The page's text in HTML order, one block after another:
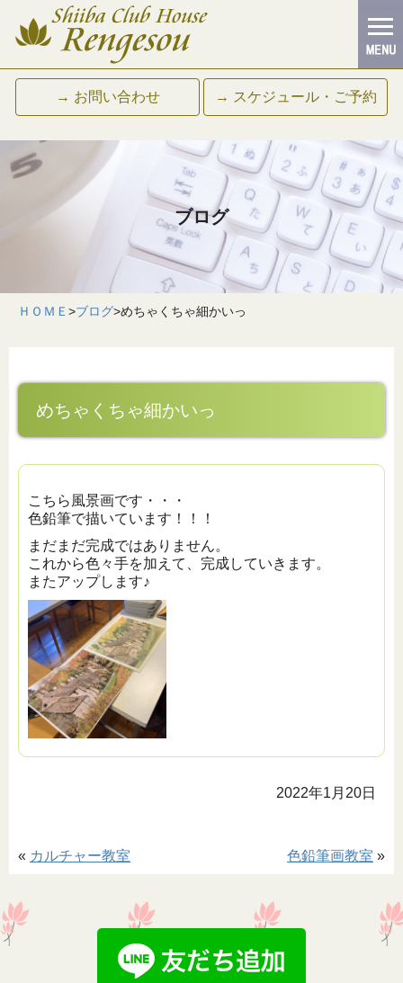
→ お問い合わせ → スケジュール・ご予約
ブログ
ＨＯＭＥ >ブログ>めちゃくちゃ細かいっ
めちゃくちゃ細かいっ
こちら風景画です・・・
色鉛筆で描いています！！！
まだまだ完成ではありません。
これから色々手を加えて、完成していきます。
またアップします♪
2022年1月20日
色鉛筆画教室 »
« カルチャー教室